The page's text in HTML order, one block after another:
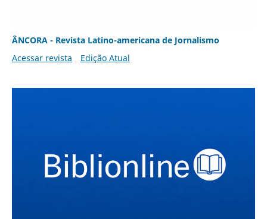
ÂNCORA - Revista Latino-americana de Jornalismo
Acessar revista
Edição Atual